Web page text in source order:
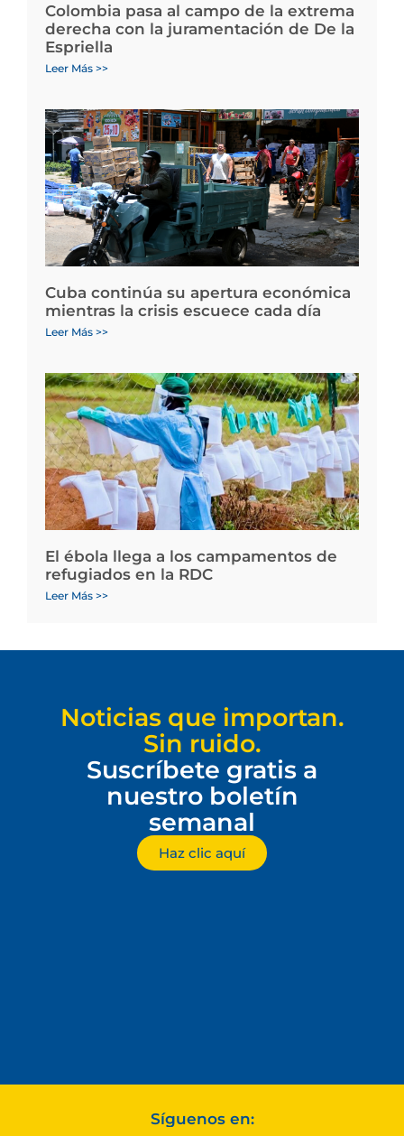
Colombia pasa al campo de la extrema
derecha con la juramentación de De la
Espriella
Leer Más >>
Cuba continúa su apertura económica
mientras la crisis escuece cada día
Leer Más >>
El ébola llega a los campamentos de
refugiados en la RDC
Leer Más >>
Noticias que importan.
Sin ruido.
Suscríbete gratis a
nuestro boletín
semanal
Haz clic aquí
Síguenos en: